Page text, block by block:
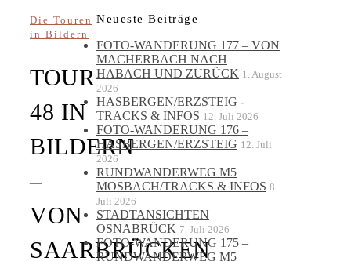
Die Touren
in Bildern
TOUR
48 IN
BILDERN
–
VON
SAARBRÜCKEN
Neueste Beiträge
FOTO-WANDERUNG 177 – VON
MACHERBACH NACH
HABACH UND ZURÜCK 1. August
2026
HASBERGEN/ERZSTEIG -
TRACKS & INFOS 12. Juli 2026
FOTO-WANDERUNG 176 –
HASBERGEN/ERZSTEIG 12. Juli
2026
RUNDWANDERWEG M5
MOSBACH/TRACKS & INFOS 8.
Juli 2026
STADTANSICHTEN
OSNABRÜCK 7. Juli 2026
FOTO-WANDERUNG 175 –
RUNDWANDERWEG M5